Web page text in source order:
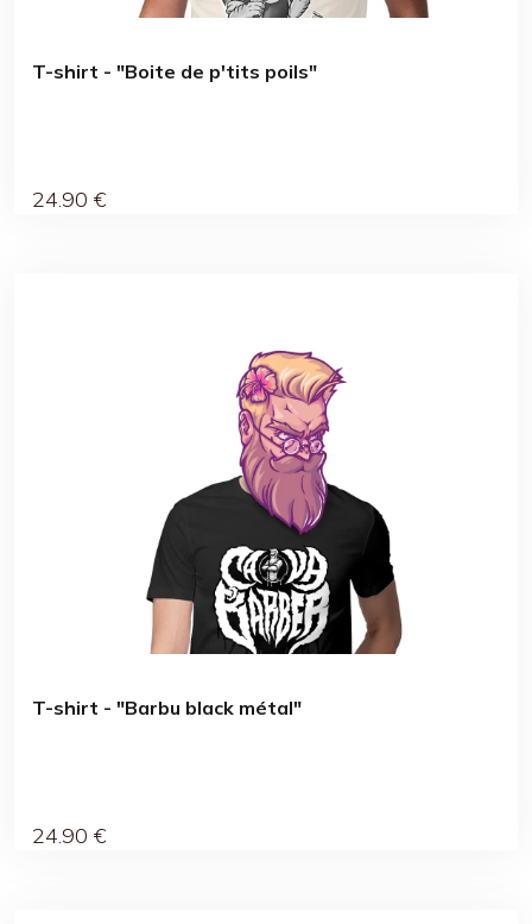
T-shirt - "Boite de p'tits poils"
24.90 €
T-shirt - "Barbu black métal"
24.90 €